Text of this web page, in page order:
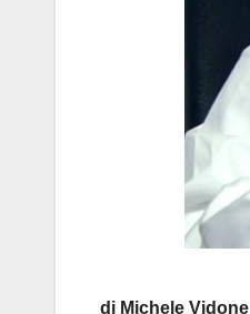
di Michele Vidone